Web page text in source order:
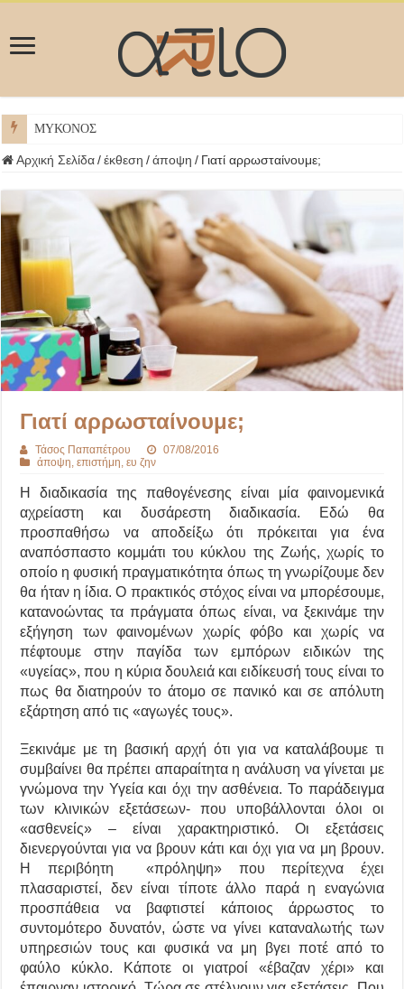
ΜΥΚΟΝΟΣ
Αρχική Σελίδα / έκθεση / άποψη / Γιατί αρρωσταίνουμε;
Γιατί αρρωσταίνουμε;
Τάσος Παπαπέτρου
07/08/2016
άποψη,επιστήμη,ευ ζην
Η διαδικασία της παθογένεσης είναι μία φαινομενικά
αχρείαστη και δυσάρεστη διαδικασία. Εδώ θα
προσπαθήσω να αποδείξω ότι πρόκειται για ένα
αναπόσπαστο κομμάτι του κύκλου της Ζωής, χωρίς το
οποίο η φυσική πραγματικότητα όπως τη γνωρίζουμε δεν
θα ήταν η ίδια. Ο πρακτικός στόχος είναι να μπορέσουμε,
κατανοώντας τα πράγματα όπως είναι, να ξεκινάμε την
εξήγηση των φαινομένων χωρίς φόβο και χωρίς να
πέφτουμε στην παγίδα των εμπόρων ειδικών της
«υγείας», που η κύρια δουλειά και ειδίκευσή τους είναι το
πως θα διατηρούν το άτομο σε πανικό και σε απόλυτη
εξάρτηση από τις «αγωγές τους».
Ξεκινάμε με τη βασική αρχή ότι για να καταλάβουμε τι
συμβαίνει θα πρέπει απαραίτητα η ανάλυση να γίνεται με
γνώμονα την Υγεία και όχι την ασθένεια. Το παράδειγμα
των κλινικών εξετάσεων- που υποβάλλονται όλοι οι
«ασθενείς» – είναι χαρακτηριστικό. Οι εξετάσεις
διενεργούνται για να βρουν κάτι και όχι για να μη βρουν.
Η περιβόητη «πρόληψη» που περίτεχνα έχει
πλασαριστεί, δεν είναι τίποτε άλλο παρά η εναγώνια
προσπάθεια να βαφτιστεί κάποιος άρρωστος το
συντομότερο δυνατόν, ώστε να γίνει καταναλωτής των
υπηρεσιών τους και φυσικά να μη βγει ποτέ από το
φαύλο κύκλο. Κάποτε οι γιατροί «έβαζαν χέρι» και